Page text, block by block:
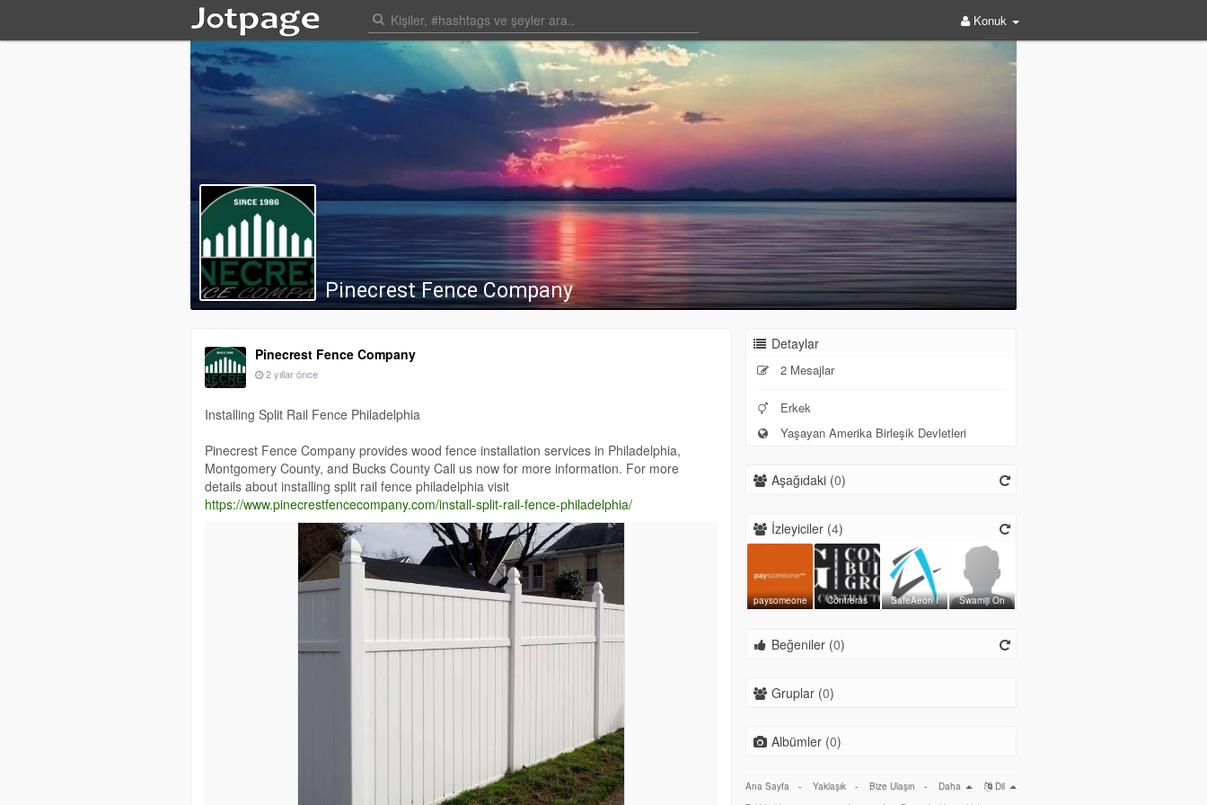
Konuk
Pinecrest Fence Company
Pinecrest Fence Company
2 yıllar önce
Installing Split Rail Fence Philadelphia
Pinecrest Fence Company provides wood fence installation services in Philadelphia,
Montgomery County, and Bucks County Call us now for more information. For more
details about installing split rail fence philadelphia visit
https://www.pinecrestfencecompany.com/install-split-rail-fence-philadelphia/
Detaylar
2 Mesajlar
Erkek
Yaşayan Amerika Birleşik Devletleri
Aşağıdaki (0)
İzleyiciler (4)
paysomeone Contreras SafeAeon I Swamiji On
Beğeniler (0)
Gruplar (0)
Albümler (0)
Ana Sayfa - Yaklaşık - Bize Ulaşın - Daha
Dil